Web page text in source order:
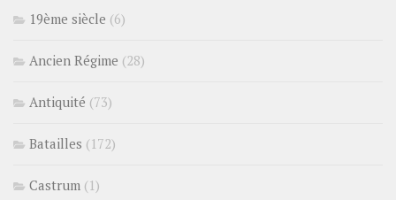
19ème siècle (6)
Ancien Régime (28)
Antiquité (73)
Batailles (172)
Castrum (1)